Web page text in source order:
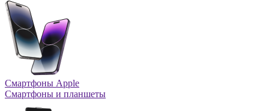
Смартфоны Apple
Смартфоны и планшеты